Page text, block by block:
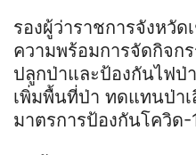
รองผู้ว่าราชการจังหวั
ความพร้อมการจัดกิจก
ปลูกป่าและป้องกันไฟป่
เพิ่มพื้นที่ป่า ทดแทนป่า
มาตรการป้องกันโควิด